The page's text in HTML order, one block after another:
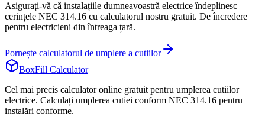
Asigurați-vă că instalațiile dumneavoastră electrice îndeplinesc
cerințele NEC 314.16 cu calculatorul nostru gratuit. De încredere
pentru electricieni din întreaga țară.
Pornește calculatorul de umplere a cutiilor
BoxFill Calculator
Cel mai precis calculator online gratuit pentru umplerea cutiilor
electrice. Calculați umplerea cutiei conform NEC 314.16 pentru
instalări conforme.